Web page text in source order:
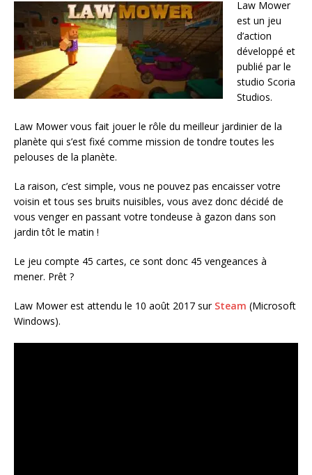
Law Mower
est un jeu
d’action
développé et
publié par le
studio Scoria
Studios.
Law Mower vous fait jouer le rôle du meilleur jardinier de la
planète qui s’est fixé comme mission de tondre toutes les
pelouses de la planète.
La raison, c’est simple, vous ne pouvez pas encaisser votre
voisin et tous ses bruits nuisibles, vous avez donc décidé de
vous venger en passant votre tondeuse à gazon dans son
jardin tôt le matin !
Le jeu compte 45 cartes, ce sont donc 45 vengeances à
mener. Prêt ?
Law Mower est attendu le 10 août 2017 sur Steam (Microsoft
Windows).